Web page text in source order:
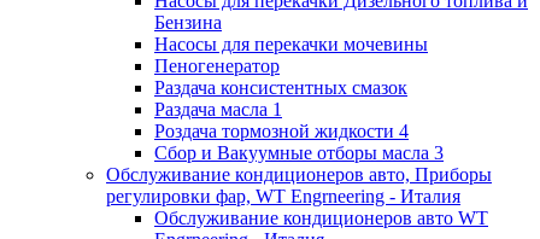
Бензина
Насосы для перекачки мочевины
Пеногенератор
Раздача консистентных смазок
Раздача масла 1
Роздача тормозной жидкости 4
Сбор и Вакуумные отборы масла 3
Обслуживание кондиционеров авто, Приборы
регулировки фар, WT Engrneering - Италия
Обслуживание кондиционеров авто WT